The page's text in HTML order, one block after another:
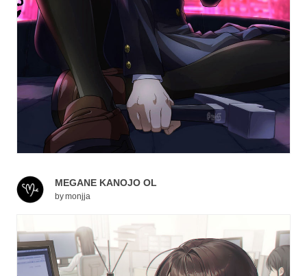
MEGANE KANOJO OL
bymonjja